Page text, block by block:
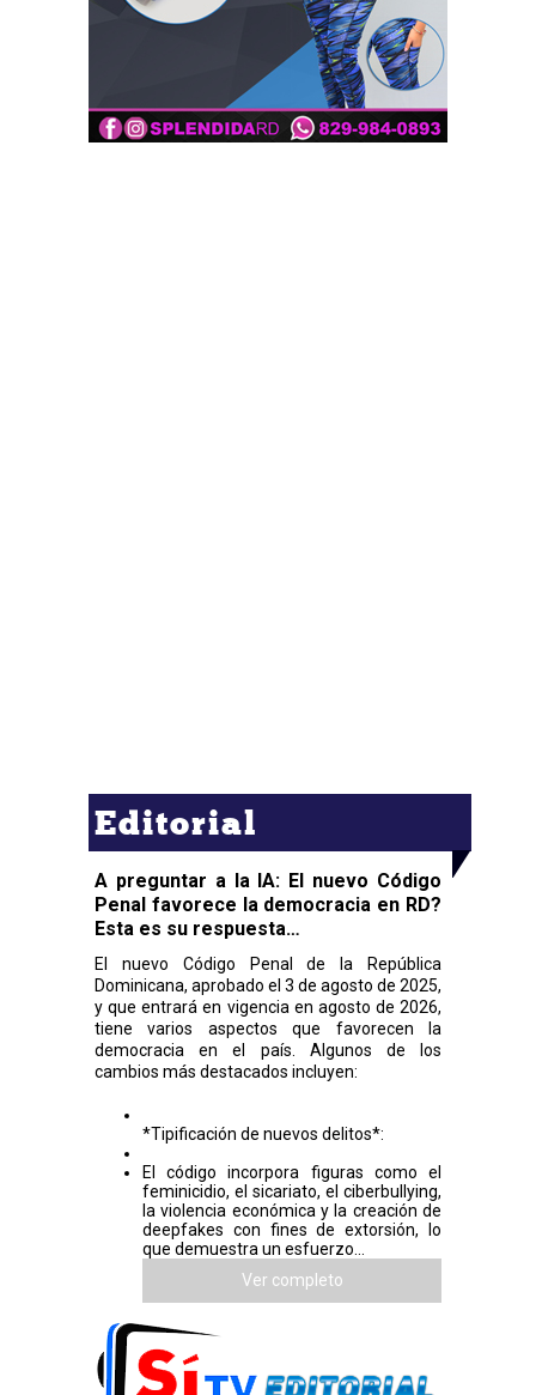
Editorial
A preguntar a la IA: El nuevo Código
Penal favorece la democracia en RD?
Esta es su respuesta…
El nuevo Código Penal de la República
Dominicana, aprobado el 3 de agosto de 2025,
y que entrará en vigencia en agosto de 2026,
tiene varios aspectos que favorecen la
democracia en el país. Algunos de los
cambios más destacados incluyen:
*Tipificación de nuevos delitos*:
El código incorpora figuras como el
feminicidio, el sicariato, el ciberbullying,
la violencia económica y la creación de
deepfakes con fines de extorsión, lo
que demuestra un esfuerzo...
Ver completo